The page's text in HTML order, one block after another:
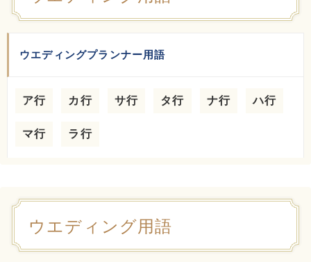
ウエディングプランナー用語
ア行 カ行 サ行 タ行 ナ行 ハ行
マ行 ラ行
ウエディング用語